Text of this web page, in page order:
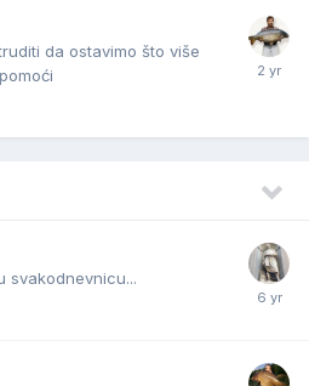
da ostavimo što više
svakodnevnicu...